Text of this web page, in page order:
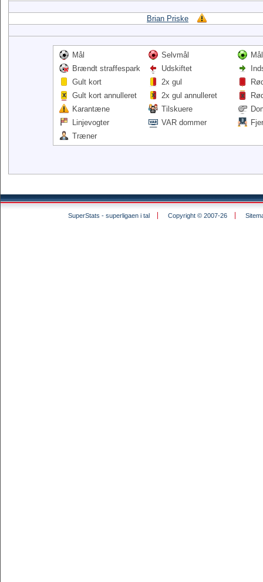
Brian Priske
Mål Selvmål
Brændt straffespark
Udskiftet
Gult kort
2x gul
Gult kort annulleret
2x gul annulleret
Karantæne
Tilskuere
Linjevogter
VAR dommer
Træner
SuperStats - superligaen i tal Copyright © 2007-26